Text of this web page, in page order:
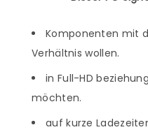
Komponenten mit
Verhältnis wollen.
in Full-HD
möchten.
auf kurze